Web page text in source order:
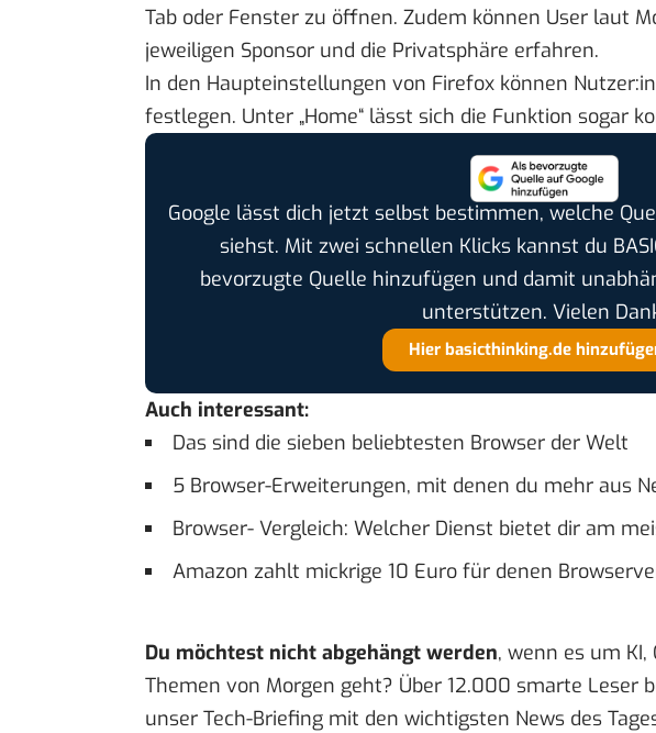
Tab oder Fenster zu öffnen. Zudem können User laut
jeweiligen Sponsor und die Privatsphäre erfahren.
In den Haupteinstellungen von Firefox können
festlegen. Unter „Home“ lässt sich die Funktion sogar
Google lässt dich jetzt selbst bestimmen, welche
siehst. Mit zwei schnellen Klicks kannst du
bevorzugte Quelle hinzufügen und damit
unterstützen. Vielen
Hier basicthinking.de
Auch interessant:
Das sind die sieben beliebtesten Browser der Welt
5 Browser-Erweiterungen, mit denen du mehr aus
Browser- Vergleich: Welcher Dienst bietet dir am
Amazon zahlt mickrige 10 Euro für denen
Du möchtest nicht abgehängt werden, wenn es um KI,
Themen von Morgen geht? Über 12.000 smarte Leser
unser Tech-Briefing mit den wichtigsten News des